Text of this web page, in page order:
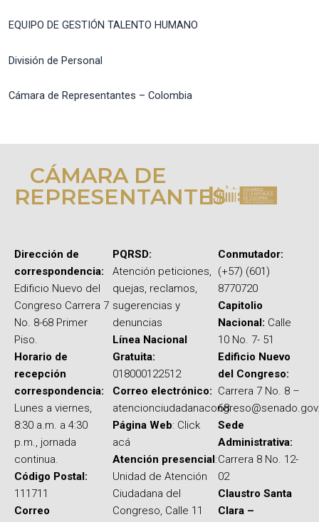
EQUIPO DE GESTIÓN TALENTO HUMANO
División de Personal
Cámara de Representantes – Colombia
CÁMARA DE
REPRESENTANTES
Dirección de
correspondencia:
Edificio Nuevo del
Congreso Carrera 7
No. 8-68 Primer
Piso.
Horario de
recepción
correspondencia:
Lunes a viernes,
8:30 a.m. a 4:30
p.m., jornada
continua.
Código Postal:
111711
Correo
PQRSD:
Atención peticiones,
quejas, reclamos,
sugerencias y
denuncias
Línea Nacional
Gratuita:
018000122512
Correo electrónico:
Página Web: Click
acá
Atención presencial:
Unidad de Atención
Ciudadana del
Congreso, Calle 11
Conmutador:
(+57) (601)
8770720
Capitolio
Nacional: Calle
10 No. 7- 51
Edificio Nuevo
del Congreso:
Carrera 7 No. 8 –
68
Sede
Administrativa:
Carrera 8 No. 12-
02
Claustro Santa
Clara –